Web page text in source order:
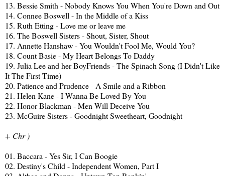
13. Bessie Smith - Nobody Knows You When You're Down and Out
14. Connee Boswell - In the Middle of a Kiss
15. Ruth Etting - Love me or leave me
16. The Boswell Sisters - Shout, Sister, Shout
17. Annette Hanshaw - You Wouldn't Fool Me, Would You?
18. Count Basie - My Heart Belongs To Daddy
19. Julia Lee and her BoyFriends - The Spinach Song (I Didn't Like
It The First Time)
20. Patience and Prudence - A Smile and a Ribbon
21. Helen Kane - I Wanna Be Loved By You
22. Honor Blackman - Men Will Deceive You
23. McGuire Sisters - Goodnight Sweetheart, Goodnight
+ Chr )
01. Baccara - Yes Sir, I Can Boogie
02. Destiny's Child - Independent Women, Part I